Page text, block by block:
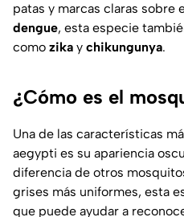
patas y marcas claras sobre
dengue, esta especie
como zika y chikungunya.
¿Cómo es el
Una de las características
aegypti es su apariencia
diferencia de otros
grises más uniformes, esta
que puede ayudar a